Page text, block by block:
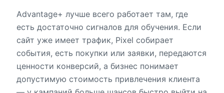
Advantage+ лучше всего работает там, где
есть достаточно сигналов для обучения. Если
сайт уже имеет трафик, Pixel собирает
события, есть покупки или заявки, передаются
ценности конверсий, а бизнес понимает
допустимую стоимость привлечения клиента